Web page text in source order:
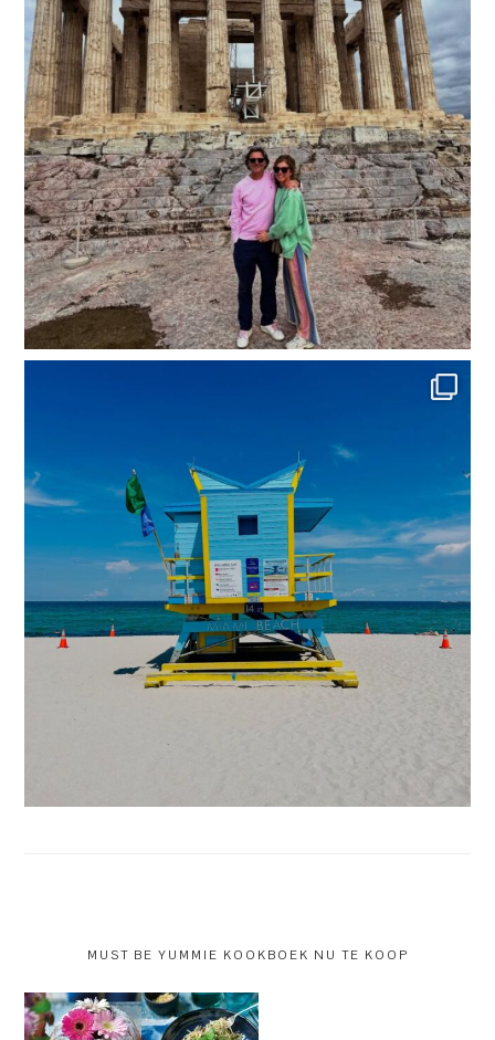
MUST BE YUMMIE KOOKBOEK NU TE KOOP